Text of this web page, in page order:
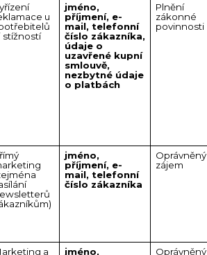
u
stížností
jméno,
příjmení, e-
mail, telefonní
číslo zákazníka,
údaje o
uzavřené kupní
smlouvě,
nezbytné údaje
o platbách
Plnění
zákonné
povinnosti
jméno,
příjmení, e-
mail, telefonní
číslo zákazníka
Oprávněný
zájem
a
jméno,
Oprávněný